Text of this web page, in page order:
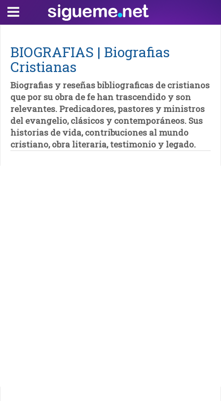
BIOGRAFIAS | Biografias
Cristianas
Biografias y reseñas bibliograficas de cristianos
que por su obra de fe han trascendido y son
relevantes. Predicadores, pastores y ministros
del evangelio, clásicos y contemporáneos. Sus
historias de vida, contribuciones al mundo
cristiano, obra literaria, testimonio y legado.